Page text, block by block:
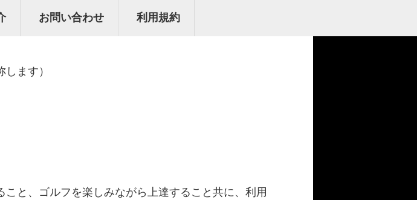
お問い合わせ 利用規約
ます）
と、ゴルフを楽しみながら上達すること共に、利用